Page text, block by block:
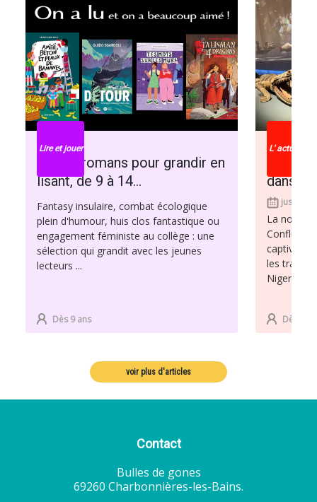
Lire et jouer
Quatre romans pour grandir en
lisant, de 9 à 14...
Fantasy insulaire, combat écologique
plein d'humour, huis clos fantastique ou
engagement féministe au collège : une
sélection qui grandit avec les jeunes
lecteurs ...
Dès 9 ans
L' actu
La
captiver
les
Niger, là
Dès 6
voir plus d'articles
Contact
Bulles de gones
69260 Charbonnières-les-Bains.